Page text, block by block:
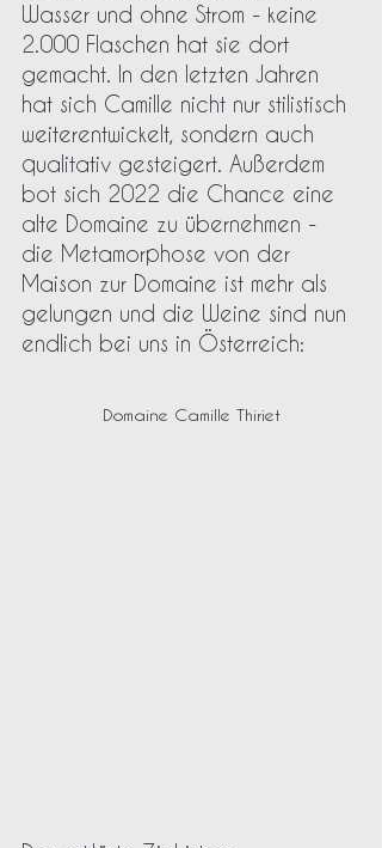
Wasser und ohne Strom - keine
2.000 Flaschen hat sie dort
gemacht. In den letzten Jahren
hat sich Camille nicht nur stilistisch
weiterentwickelt, sondern auch
qualitativ gesteigert. Außerdem
bot sich 2022 die Chance eine
alte Domaine zu übernehmen -
die Metamorphose von der
Maison zur Domaine ist mehr als
gelungen und die Weine sind nun
endlich bei uns in Österreich:
Domaine Camille Thiriet